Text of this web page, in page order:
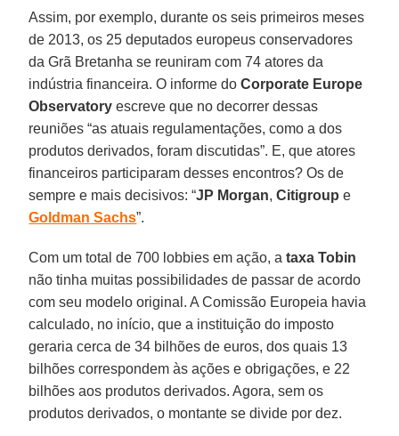
Assim, por exemplo, durante os seis primeiros meses
de 2013, os 25 deputados europeus conservadores
da Grã Bretanha se reuniram com 74 atores da
indústria financeira. O informe doCorporate Europe
Observatory escreve que no decorrer dessas
reuniões “as atuais regulamentações, como a dos
produtos derivados, foram discutidas”. E, que atores
financeiros participaram desses encontros? Os de
sempre e mais decisivos: “JP Morgan,Citigroup e
Goldman Sachs”.
Com um total de 700 lobbies em ação, ataxa Tobin
não tinha muitas possibilidades de passar de acordo
com seu modelo original. A Comissão Europeia havia
calculado, no início, que a instituição do imposto
geraria cerca de 34 bilhões de euros, dos quais 13
bilhões correspondem às ações e obrigações, e 22
bilhões aos produtos derivados. Agora, sem os
produtos derivados, o montante se divide por dez.